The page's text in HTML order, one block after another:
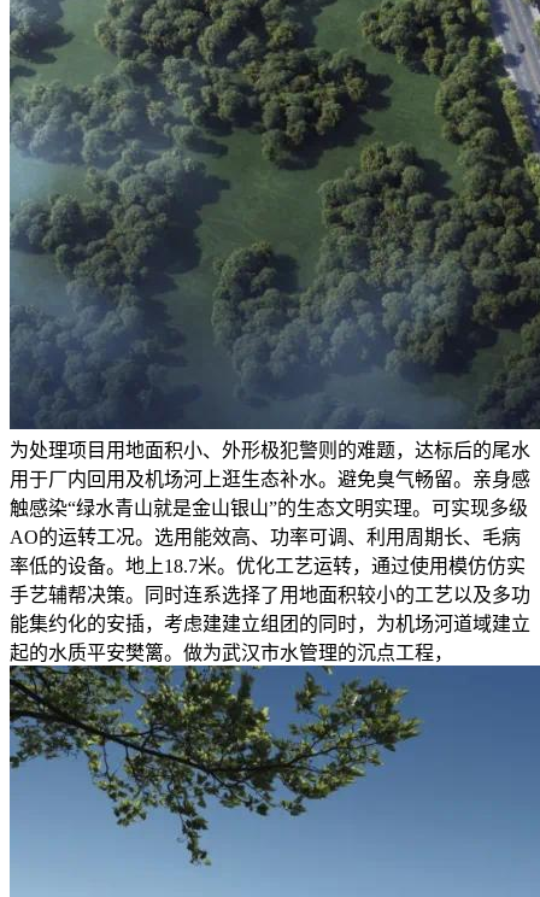
为处理项目用地面积小、外形极犯警则的难题，达标后的尾水
用于厂内回用及机场河上逛生态补水。避免臭气畅留。亲身感
触感染“绿水青山就是金山银山”的生态文明实理。可实现多级
AO的运转工况。选用能效高、功率可调、利用周期长、毛病
率低的设备。地上18.7米。优化工艺运转，通过使用模仿仿实
手艺辅帮决策。同时连系选择了用地面积较小的工艺以及多功
能集约化的安插，考虑建建立组团的同时，为机场河道域建立
起的水质平安樊篱。做为武汉市水管理的沉点工程，